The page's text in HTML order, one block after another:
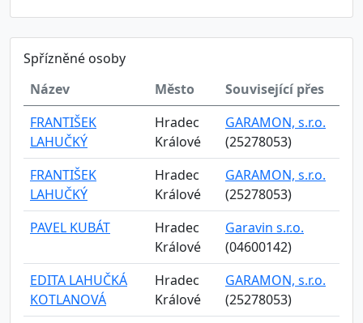
Spřízněné osoby
Název
Město
Související přes
FRANTIŠEK
LAHUČKÝ
Hradec
Králové
GARAMON, s.r.o.
(25278053)
FRANTIŠEK
LAHUČKÝ
Hradec
Králové
GARAMON, s.r.o.
(25278053)
PAVEL KUBÁT
Hradec
Králové
Garavin s.r.o.
(04600142)
EDITA LAHUČKÁ
KOTLANOVÁ
Hradec
Králové
GARAMON, s.r.o.
(25278053)